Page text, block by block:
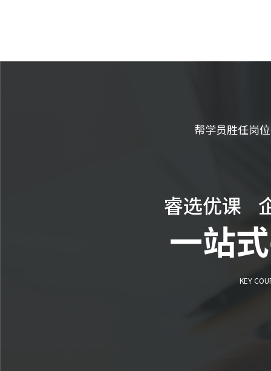
帮学员胜任岗
睿选优课
一站
KEY